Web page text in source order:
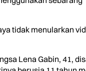
tidak menularkan
Lena Gabin, 41,